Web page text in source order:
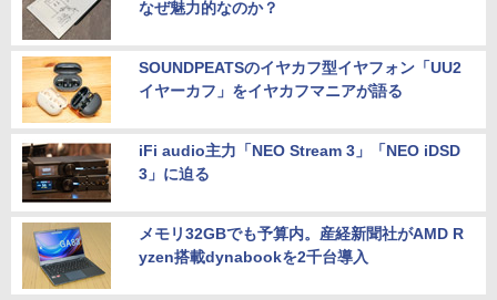
なぜ魅力的なのか？
SOUNDPEATSのイヤカフ型イヤフォン「UU2
イヤーカフ」をイヤカフマニアが語る
iFi audio主力「NEO Stream 3」「NEO iDSD
3」に迫る
メモリ32GBでも予算内。産経新聞社がAMD R
yzen搭載dynabookを2千台導入